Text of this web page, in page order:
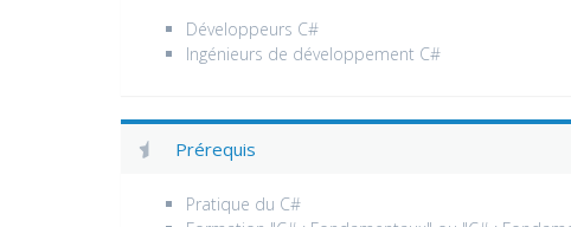
Développeurs C#
Ingénieurs de développement C#
Prérequis
Pratique du C#